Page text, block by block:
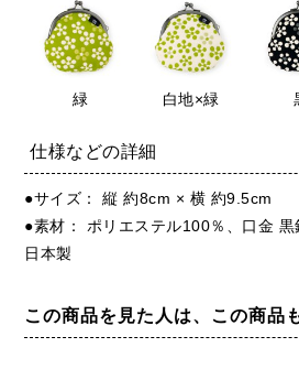
緑 白地×緑
仕様などの詳細
●サイズ： 縦 約8cm × 横 約9.5cm
●素材： ポリエステル100％、口金 黒
日本製
この商品を見た人は、この商品